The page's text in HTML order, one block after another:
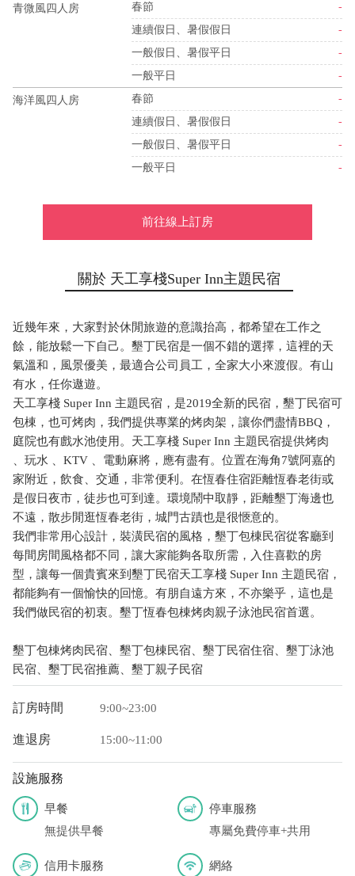
青微風四人房 春節
-
連續假日、暑假假日
-
一般假日、暑假平日
-
一般平日
-
海洋風四人房 春節
-
連續假日、暑假假日
-
一般假日、暑假平日
-
一般平日
-
前往線上訂房
關於 天工享棧Super Inn主題民宿
近幾年來，大家對於休閒旅遊的意識抬高，都希望在工作之
餘，能放鬆一下自己。墾丁民宿是一個不錯的選擇，這裡的天
氣溫和，風景優美，最適合公司員工，全家大小來渡假。有山
有水，任你遨遊。
天工享棧 Super Inn 主題民宿，是2019全新的民宿，墾丁民宿可
包棟，也可烤肉，我們提供專業的烤肉架，讓你們盡情BBQ，
庭院也有戲水池使用。天工享棧 Super Inn 主題民宿提供烤肉
、玩水 、KTV 、電動麻將，應有盡有。位置在海角7號阿嘉的
家附近，飲食、交通，非常便利。在恆春住宿距離恆春老街或
是假日夜市，徒步也可到達。環境鬧中取靜，距離墾丁海邊也
不遠，散步閒逛恆春老街，城門古蹟也是很愜意的。
我們非常用心設計，裝潢民宿的風格，墾丁包棟民宿從客廳到
每間房間風格都不同，讓大家能夠各取所需，入住喜歡的房
型，讓每一個貴賓來到墾丁民宿天工享棧 Super Inn 主題民宿，
都能夠有一個愉快的回憶。有朋自遠方來，不亦樂乎，這也是
我們做民宿的初衷。墾丁恆春包棟烤肉親子泳池民宿首選。
墾丁包棟烤肉民宿、墾丁包棟民宿、墾丁民宿住宿、墾丁泳池
民宿、墾丁民宿推薦、墾丁親子民宿
訂房時間 9:00~23:00
進退房 15:00~11:00
設施服務
早餐
無提供早餐
停車服務
專屬免費停車+共用
信用卡服務
網絡